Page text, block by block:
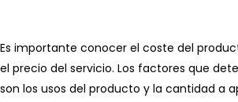
Es importante conocer el coste del
el precio del servicio. Los factores que
son los usos del producto y la cantidad a